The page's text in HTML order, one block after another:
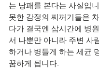
는 낭패를 본다는 사실입
못한 감정의 찌꺼기들은
다가 결국엔 삽시간에 병
서 나뿐만 아니라 주변 사
하거나 병들게 하는 세균
꿈하게 됩니다.